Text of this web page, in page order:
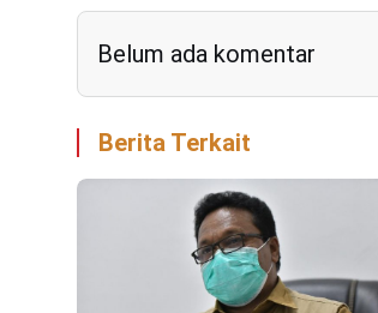
Belum ada komentar
Berita Terkait